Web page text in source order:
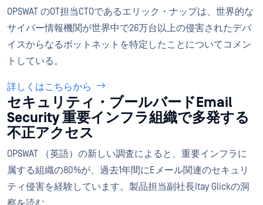
OPSWAT のOT担当CTOであるエリック・ナップは、世界的な
サイバー情報機関が世界中で26万台以上の侵害されたデバ
イスからなるボットネットを特定したことについてコメン
トしている。
詳しくはこちらから
セキュリティ・ブールバードEmail
Security 重要インフラ組織で多発する
不正アクセス
OPSWAT （英語）の新しい調査によると、重要インフラに
属する組織の80%が、過去1年間にEメール関連のセキュリ
ティ侵害を経験しています。製品担当副社長Itay Glickの洞